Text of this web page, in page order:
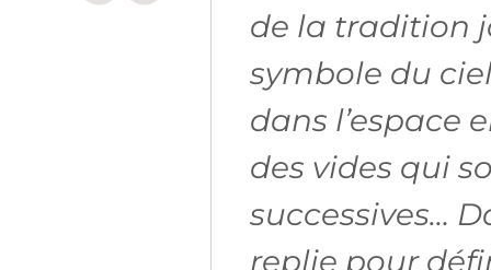
de la tradition
symbole du
dans l’espace
des vides qui
successives…
replie pour